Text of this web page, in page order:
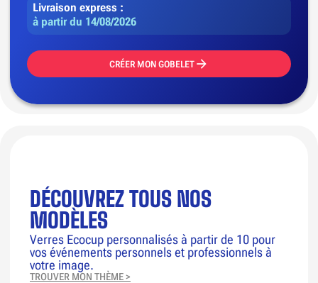
Livraison express :
à partir du 14/08/2026
CRÉER MON GOBELET
DÉCOUVREZ TOUS NOS
MODÈLES
Verres Ecocup personnalisés à partir de 10 pour
vos événements personnels et professionnels à
votre image.
TROUVER MON THÈME >